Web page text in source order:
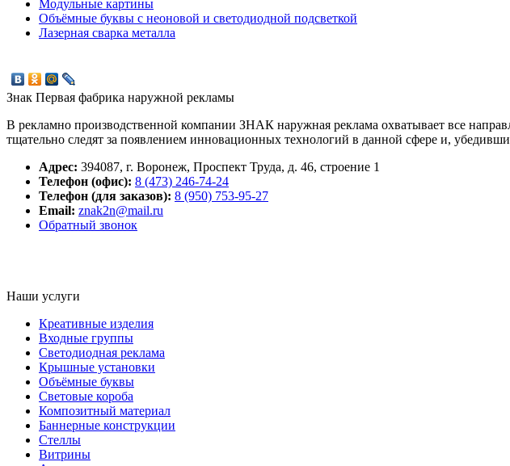
Модульные картины
Объёмные буквы с неоновой и светодиодной подсветкой
Лазерная сварка металла
Знак Первая фабрика наружной рекламы
В рекламно производственной компании ЗНАК наружная реклама охватывает все
тщательно следят за появлением инновационных технологий в данной сфере и,
Адрес: 394087, г. Воронеж, Проспект Труда, д. 46, строение 1
Телефон (офис): 8 (473) 246-74-24
Телефон (для заказов): 8 (950) 753-95-27
Email: znak2n@mail.ru
Обратный звонок
Наши услуги
Креативные изделия
Входные группы
Светодиодная реклама
Крышные установки
Объёмные буквы
Световые короба
Композитный материал
Баннерные конструкции
Стеллы
Витрины